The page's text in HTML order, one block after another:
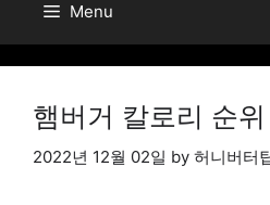
Menu
햄버거 칼로리 순
2022년 12월 02일 by 허니버터